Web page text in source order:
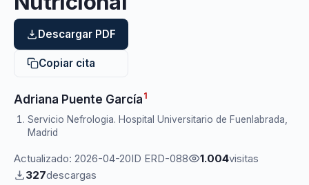
Descargar PDF
Copiar cita
Adriana Puente García 1
Servicio Nefrologia. Hospital Universitario de Fuenlabrada,
Madrid
Actualizado: 2026-04-20ID ERD-088 1.004visitas
327descargas